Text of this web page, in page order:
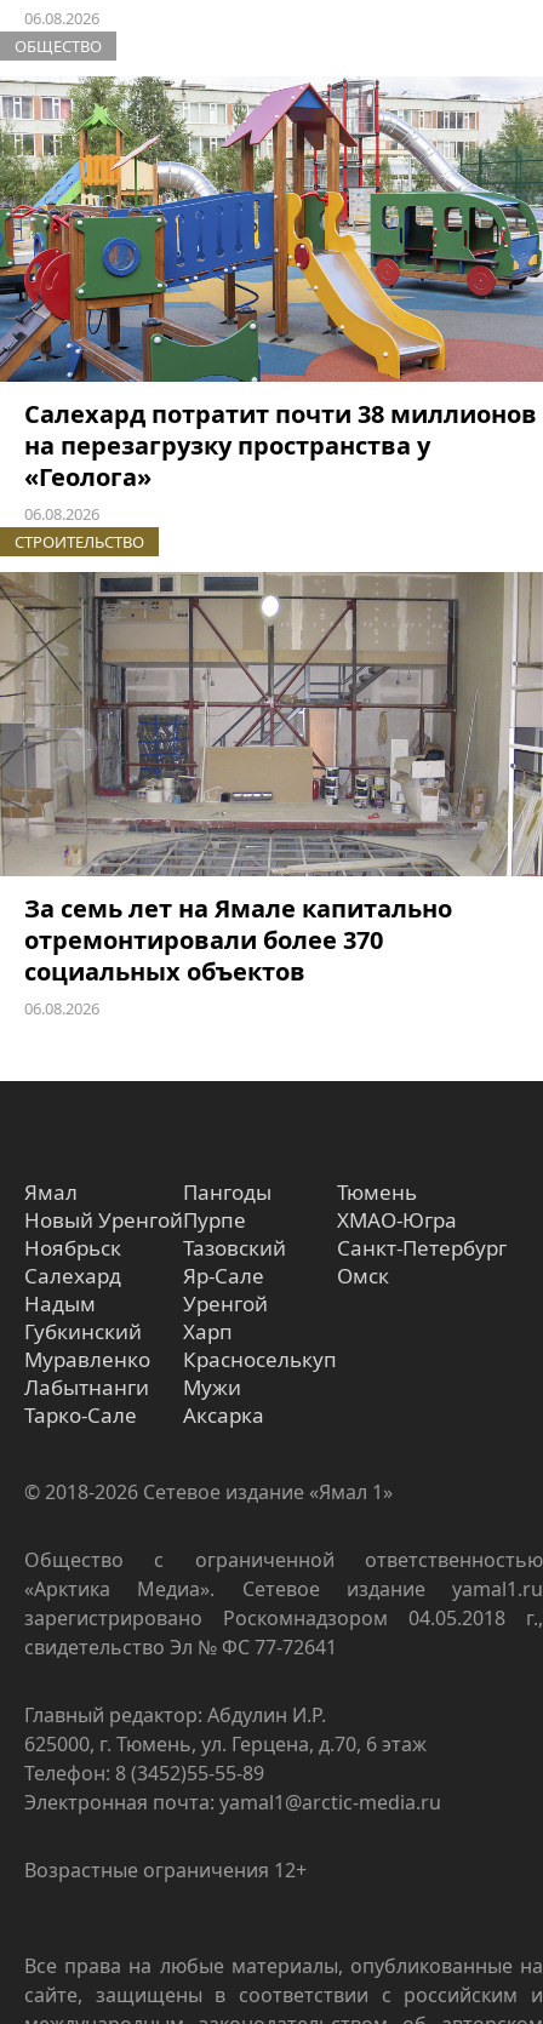
06.08.2026
ОБЩЕСТВО
Салехард потратит почти 38 миллионов
на перезагрузку пространства у
«Геолога»
06.08.2026
СТРОИТЕЛЬСТВО
За семь лет на Ямале капитально
отремонтировали более 370
социальных объектов
06.08.2026
Ямал
Новый Уренгой
Ноябрьск
Салехард
Надым
Губкинский
Муравленко
Лабытнанги
Тарко-Сале
Пангоды
Пурпе
Тазовский
Яр-Сале
Уренгой
Харп
Красноселькуп
Мужи
Аксарка
Тюмень
ХМАО-Югра
Санкт-Петербург
Омск
© 2018-2026 Сетевое издание «Ямал 1»
Общество с ограниченной ответственностью
«Арктика Медиа». Сетевое издание yamal1.ru
зарегистрировано Роскомнадзором 04.05.2018 г.,
свидетельство Эл № ФС 77-72641
Главный редактор: Абдулин И.Р.
625000, г. Тюмень, ул. Герцена, д.70, 6 этаж
Телефон: 8 (3452)55-55-89
Электронная почта: yamal1@arctic-media.ru
Возрастные ограничения 12+
Все права на любые материалы, опубликованные на
сайте, защищены в соответствии с российским и